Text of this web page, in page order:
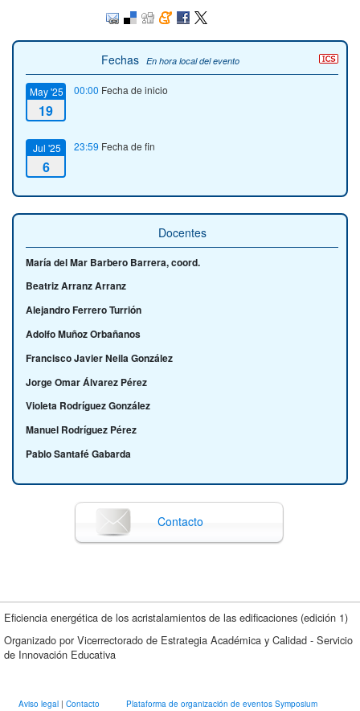
Fechas En hora local del evento
May '25
19
00:00 Fecha de inicio
Jul '25
6
23:59 Fecha de fin
Docentes
María del Mar Barbero Barrera, coord.
Beatriz Arranz Arranz
Alejandro Ferrero Turrión
Adolfo Muñoz Orbañanos
Francisco Javier Neila González
Jorge Omar Álvarez Pérez
Violeta Rodríguez González
Manuel Rodríguez Pérez
Pablo Santafé Gabarda
Contacto
Eficiencia energética de los acristalamientos de las edificaciones (edición 1)
Organizado por Vicerrectorado de Estrategia Académica y Calidad - Servicio
de Innovación Educativa
Aviso legal | Contacto
Plataforma de organización de eventos Symposium